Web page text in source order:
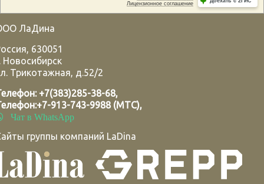
ЛаДина
, 630051
Новосибирск
Трикотажная, д.52/2
+7(383)285-38-68,
+7-913-743-9988 (МТС),
Чат в WhatsApp
группы компаний LaDina